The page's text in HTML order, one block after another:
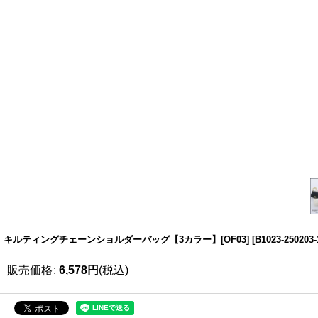
キルティングチェーンショルダーバッグ【3カラー】[OF03] [B1023-
販売価格: 6,578円 (税込)